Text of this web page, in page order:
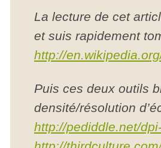
La lecture de cet
et suis rapidement
http://
Puis ces deux outils
densité/résolution
http://pediddle.net/